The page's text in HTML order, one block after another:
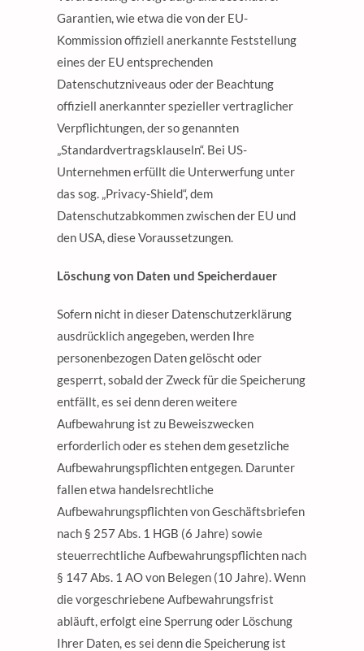
Garantien, wie etwa die von der EU-
Kommission offiziell anerkannte Feststellung
eines der EU entsprechenden
Datenschutzniveaus oder der Beachtung
offiziell anerkannter spezieller vertraglicher
Verpflichtungen, der so genannten
„Standardvertragsklauseln“. Bei US-
Unternehmen erfüllt die Unterwerfung unter
das sog. „Privacy-Shield“, dem
Datenschutzabkommen zwischen der EU und
den USA, diese Voraussetzungen.
Löschung von Daten und Speicherdauer
Sofern nicht in dieser Datenschutzerklärung
ausdrücklich angegeben, werden Ihre
personenbezogen Daten gelöscht oder
gesperrt, sobald der Zweck für die Speicherung
entfällt, es sei denn deren weitere
Aufbewahrung ist zu Beweiszwecken
erforderlich oder es stehen dem gesetzliche
Aufbewahrungspflichten entgegen. Darunter
fallen etwa handelsrechtliche
Aufbewahrungspflichten von Geschäftsbriefen
nach § 257 Abs. 1 HGB (6 Jahre) sowie
steuerrechtliche Aufbewahrungspflichten nach
§ 147 Abs. 1 AO von Belegen (10 Jahre). Wenn
die vorgeschriebene Aufbewahrungsfrist
abläuft, erfolgt eine Sperrung oder Löschung
Ihrer Daten, es sei denn die Speicherung ist